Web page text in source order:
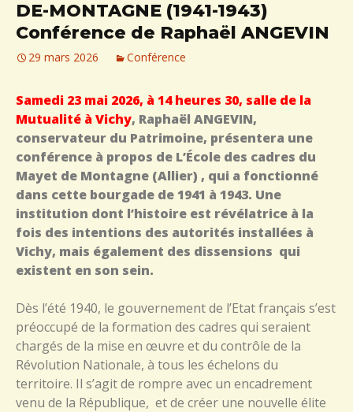
DE-MONTAGNE (1941-1943)
Conférence de Raphaël ANGEVIN
29 mars 2026 Conférence
Samedi 23 mai 2026, à 14 heures 30, salle de la
Mutualité à Vichy, Raphaël ANGEVIN,
conservateur du Patrimoine, présentera une
conférence à propos de L’École des cadres du
Mayet de Montagne (Allier) , qui a fonctionné
dans cette bourgade de 1941 à 1943. Une
institution dont l’histoire est révélatrice à la
fois des intentions des autorités installées à
Vichy, mais également des dissensions qui
existent en son sein.
Dès l’été 1940, le gouvernement de l’Etat français s’est
préoccupé de la formation des cadres qui seraient
chargés de la mise en œuvre et du contrôle de la
Révolution Nationale, à tous les échelons du
territoire. Il s’agit de rompre avec un encadrement
venu de la République, et de créer une nouvelle élite